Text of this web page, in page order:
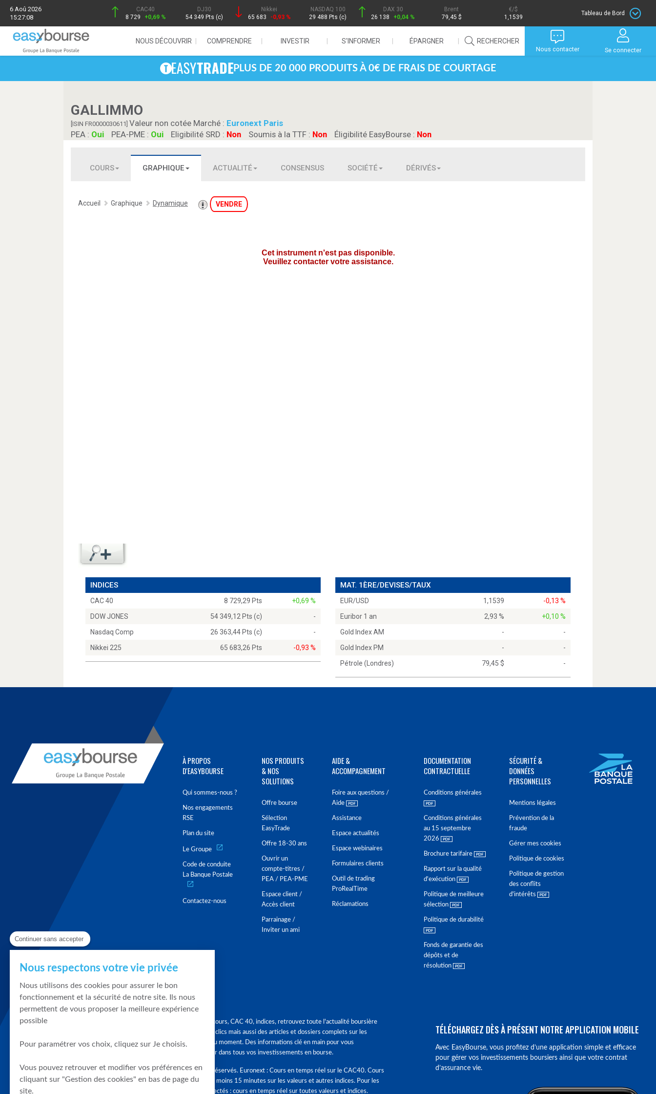
6 Aoû 2026
15:27:08
CAC40
8 729
+0,69 %
DJ30
54 349 Pts (c)
Nikkei
65 683
-0,93 %
NASDAQ 100
29 488 Pts (c)
DAX 30
26 138
+0,04 %
Brent
79,45 $
/$
1,1539
Tableau de Bord
NOUS DÉCOUVRIR COMPRENDRE INVESTIR S'INFORMER ÉPARGNER RECHERCHER
Nous contacter Se connecter
PLUS DE 20 000 PRODUITS À 0€ DE FRAIS DE COURTAGE
GALLIMMO
[ISIN FR0000030611] Valeur non cotée Marché : Euronext Paris
PEA : Oui PEA-PME : Oui Eligibilité SRD : Non Soumis à la TTF : Non Éligibilité EasyBourse : Non
COURS GRAPHIQUE ACTUALITÉ CONSENSUS SOCIÉTÉ DÉRIVÉS
Accueil Graphique Dynamique VENDRE
INDICES
CAC 40 8 729,29 Pts
+0,69 %
DOW JONES
54 349,12 Pts (c)
-
Nasdaq Comp
26 363,44 Pts (c)
-
Nikkei 225
65 683,26 Pts -0,93 %
MAT. 1ÈRE/DEVISES/TAUX
EUR/USD 1,1539
-0,13 %
Euribor 1 an
2,93 %
+0,10 %
Gold Index AM
-
-
Gold Index PM
-
-
Pétrole (Londres)
79,45 $ -
À PROPOS
D'EASYBOURSE
Qui sommes-nous ?
Nos engagements
RSE
Plan du site
Le Groupe
Code de conduite
La Banque Postale
Contactez-nous
NOS PRODUITS
& NOS
SOLUTIONS
Offre bourse
Sélection
EasyTrade
Offre 18-30 ans
Ouvrir un
compte-titres /
PEA / PEA-PME
Espace client /
Accès client
Parrainage /
Inviter un ami
AIDE &
ACCOMPAGNEMENT
Foire aux questions /
Aide
Assistance
Espace actualités
Espace webinaires
Formulaires clients
Outil de trading
ProRealTime
Réclamations
DOCUMENTATION
CONTRACTUELLE
Conditions générales
Conditions générales
au 15 septembre
2026
Brochure tarifaire
Rapport sur la qualité
d'exécution
Politique de meilleure
sélection
Politique de durabilité
Fonds de garantie des
dépôts et de
résolution
SÉCURITÉ &
DONNÉES
PERSONNELLES
Mentions légales
Prévention de la
fraude
Gérer mes cookies
Politique de cookies
Politique de gestion
des conflits
d'intérêts
Graphique, cours, CAC 40, indices, retrouvez toute l'actualité boursière
en quelques clics mais aussi des articles et dossiers complets sur les
tendances du moment. Des informations clé en main pour vous
accompagner dans tous vos investissements en bourse.
Tous droits réservés. Euronext : Cours en temps réel sur le CAC40. Cours
différés d'au moins 15 minutes sur les valeurs et autres indices. Pour les
clients connectés : cours en temps réel sur toutes valeurs et indices.
TÉLÉCHARGEZ DÈS À PRÉSENT NOTRE APPLICATION MOBILE
Avec EasyBourse, vous profitez d’une application simple et efficace
pour gérer vos investissements boursiers ainsi que votre contrat
d’assurance vie.
Continuer sans accepter
Nous respectons votre vie privée
Nous utilisons des cookies pour assurer le bon
fonctionnement et la sécurité de notre site. Ils nous
permettent de vous proposer la meilleure expérience
possible
Pour paramétrer vos choix, cliquez sur Je choisis.
Vous pouvez retrouver et modifier vos préférences en
cliquant sur "Gestion des cookies" en bas de page du
site.